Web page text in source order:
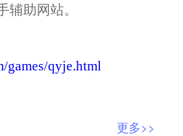
辅助网站。
games/qyje.html
更多>>